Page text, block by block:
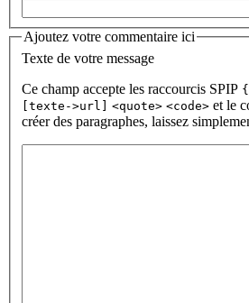
Ajoutez votre commentaire ici
Texte de votre message
Ce champ accepte les raccourcis SPIP
[texte->url]
<quote> <code> et le
créer des paragraphes, laissez